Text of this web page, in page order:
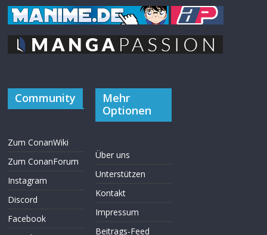
Community
Zum ConanWiki
Zum ConanForum
Instagram
Discord
Facebook
Mehr
Optionen
Über uns
Unterstützen
Kontakt
Impressum
Beitrags-Feed